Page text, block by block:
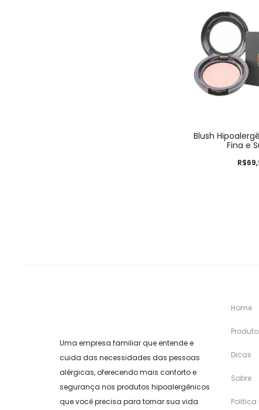
Blush
Fina e
R$
Uma empresa familiar que entende e
cuida das necessidades das pessoas
alérgicas, oferecendo mais conforto e
segurança nos produtos hipoalergênicos
que você precisa para tornar sua vida
Home
Dicas
Sobre